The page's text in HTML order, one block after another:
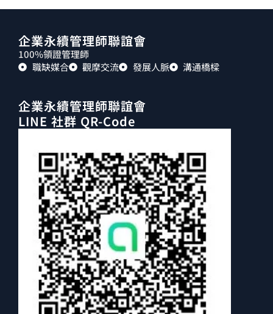
企業永續管理師聯誼會
100%領證管理師
職缺媒合
觀摩交流 發展人脈 溝通橋樑
企業永續管理師聯誼會
LINE 社群 QR-Code